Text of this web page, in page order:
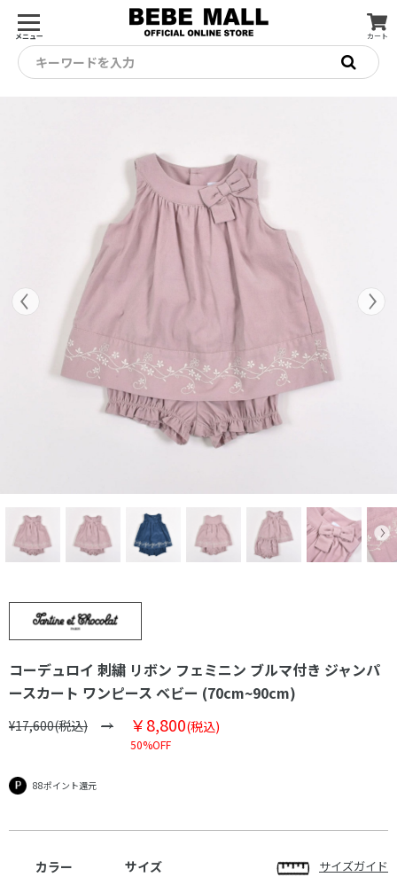
メニュー カート
キーワードを入力
コーデュロイ 刺繍 リボン フェミニン ブルマ付き ジャンパ
ースカート ワンピース ベビー (70cm~90cm)
¥17,600(税込) ￥8,800(税込)
50%OFF
88ポイント還元
カラー サイズ サイズガイド